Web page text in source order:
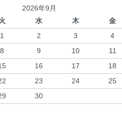
2026年9月
水 木 金
1
2 3 4
8 9 10 11
16 17 18
23 24 25
30